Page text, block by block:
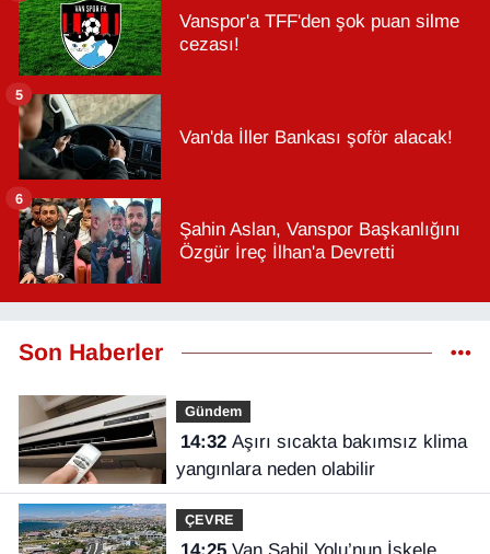
Vanspor'a TFF'den şok puan silme
cezası!
Van'da İller Bankası şoför alacak!
5
Şahin Aslan, Vanspor Başkanlığını
Özgür İreç İlhan'a Devretti
6
Son Haberler
Gündem
14:32Aşırı sıcakta bakımsız klima
yangınlara neden olabilir
ÇEVRE
14:25Van Sahil Yolu’nun İskele